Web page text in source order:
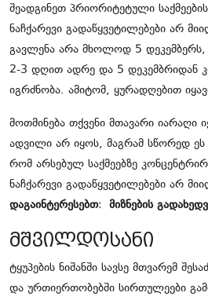
შეადგინეთ პრიორიტეტული
ნაჩქარევი გადაწყვეტილებები არ
გავლენა არა მხოლოდ 5 დეკემბერს,
2-3 დღით ადრე და 5 დეკემბრიდან
იგრძნობა. ამიტომ, ყურადღებით
მოთმინება თქვენი მთავარი იარაღი
ადვილი არ იყოს, მაგრამ სწორედ ეს
რომ არსებულ საქმეებზე
ნაჩქარევი გადაწყვეტილებები არ
დაგაინტერესებთ: მიზნების
მშვილდოსანი
ტყუპების ნიშანში სავსე მთვარემ
და ურთიერთობებში სირთულეები